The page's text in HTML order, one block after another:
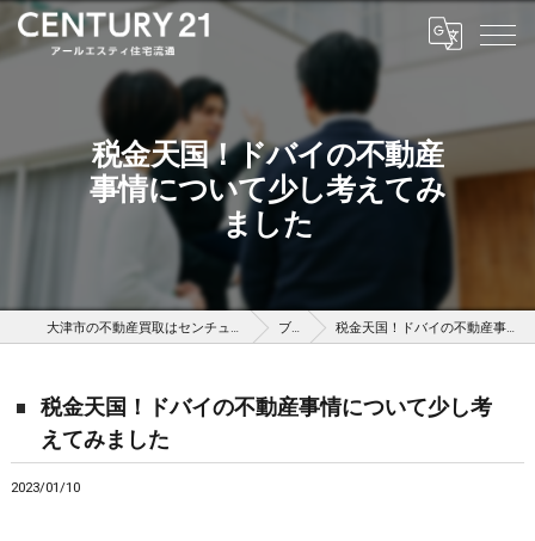
税金天国！ドバイの不動産
事情について少し考えてみ
ました
大津市の不動産買取はセンチュリー21アールエスティ住宅流通 ブログ 税金天国！ドバイの不動産事情について少し考えてみました
税金天国！ドバイの不動産事情について少し考
えてみました
2023/01/10